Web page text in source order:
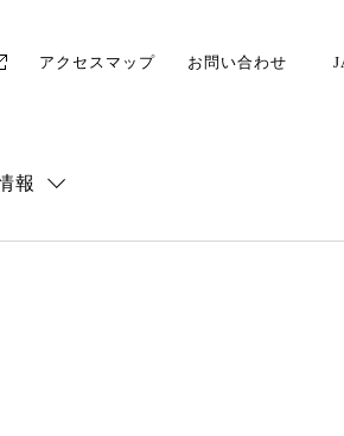
アクセスマップ お問い合わせ
報